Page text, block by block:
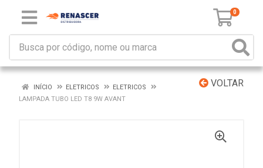
0
VOLTAR
INÍCIO ELETRICOS
ELETRICOS
LAMPADA TUBO LED T8 9W AVANT